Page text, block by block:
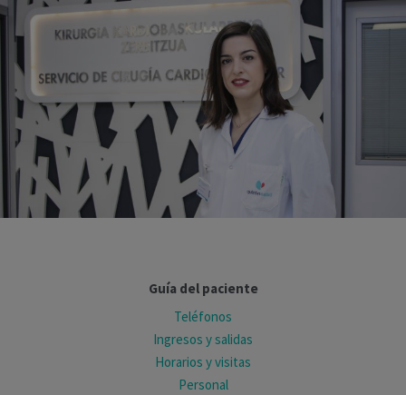
Guía del paciente
Teléfonos
Ingresos y salidas
Horarios y visitas
Personal